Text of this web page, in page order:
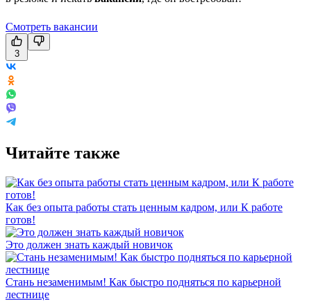
Смотреть вакансии
3
Читайте также
Как без опыта работы стать ценным кадром, или К работе
готов!
Это должен знать каждый новичок
Стань незаменимым! Как быстро подняться по карьерной
лестнице